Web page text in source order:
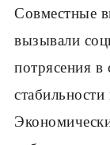
Совместные
вызывали
потрясения в